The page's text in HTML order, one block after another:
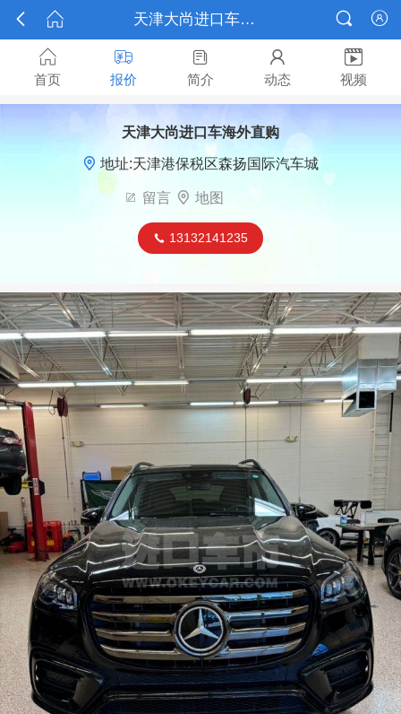
  天津大尚进口车海外直购报价 


首页

报价

简介

动态

视频
天津大尚进口车海外直购
 地址:天津港保税区森扬国际汽车城
 留言  地图
 13132141235